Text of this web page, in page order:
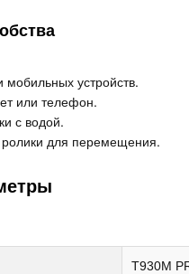
мобильных устройств.
или телефон.
с водой.
для перемещения.
T930M